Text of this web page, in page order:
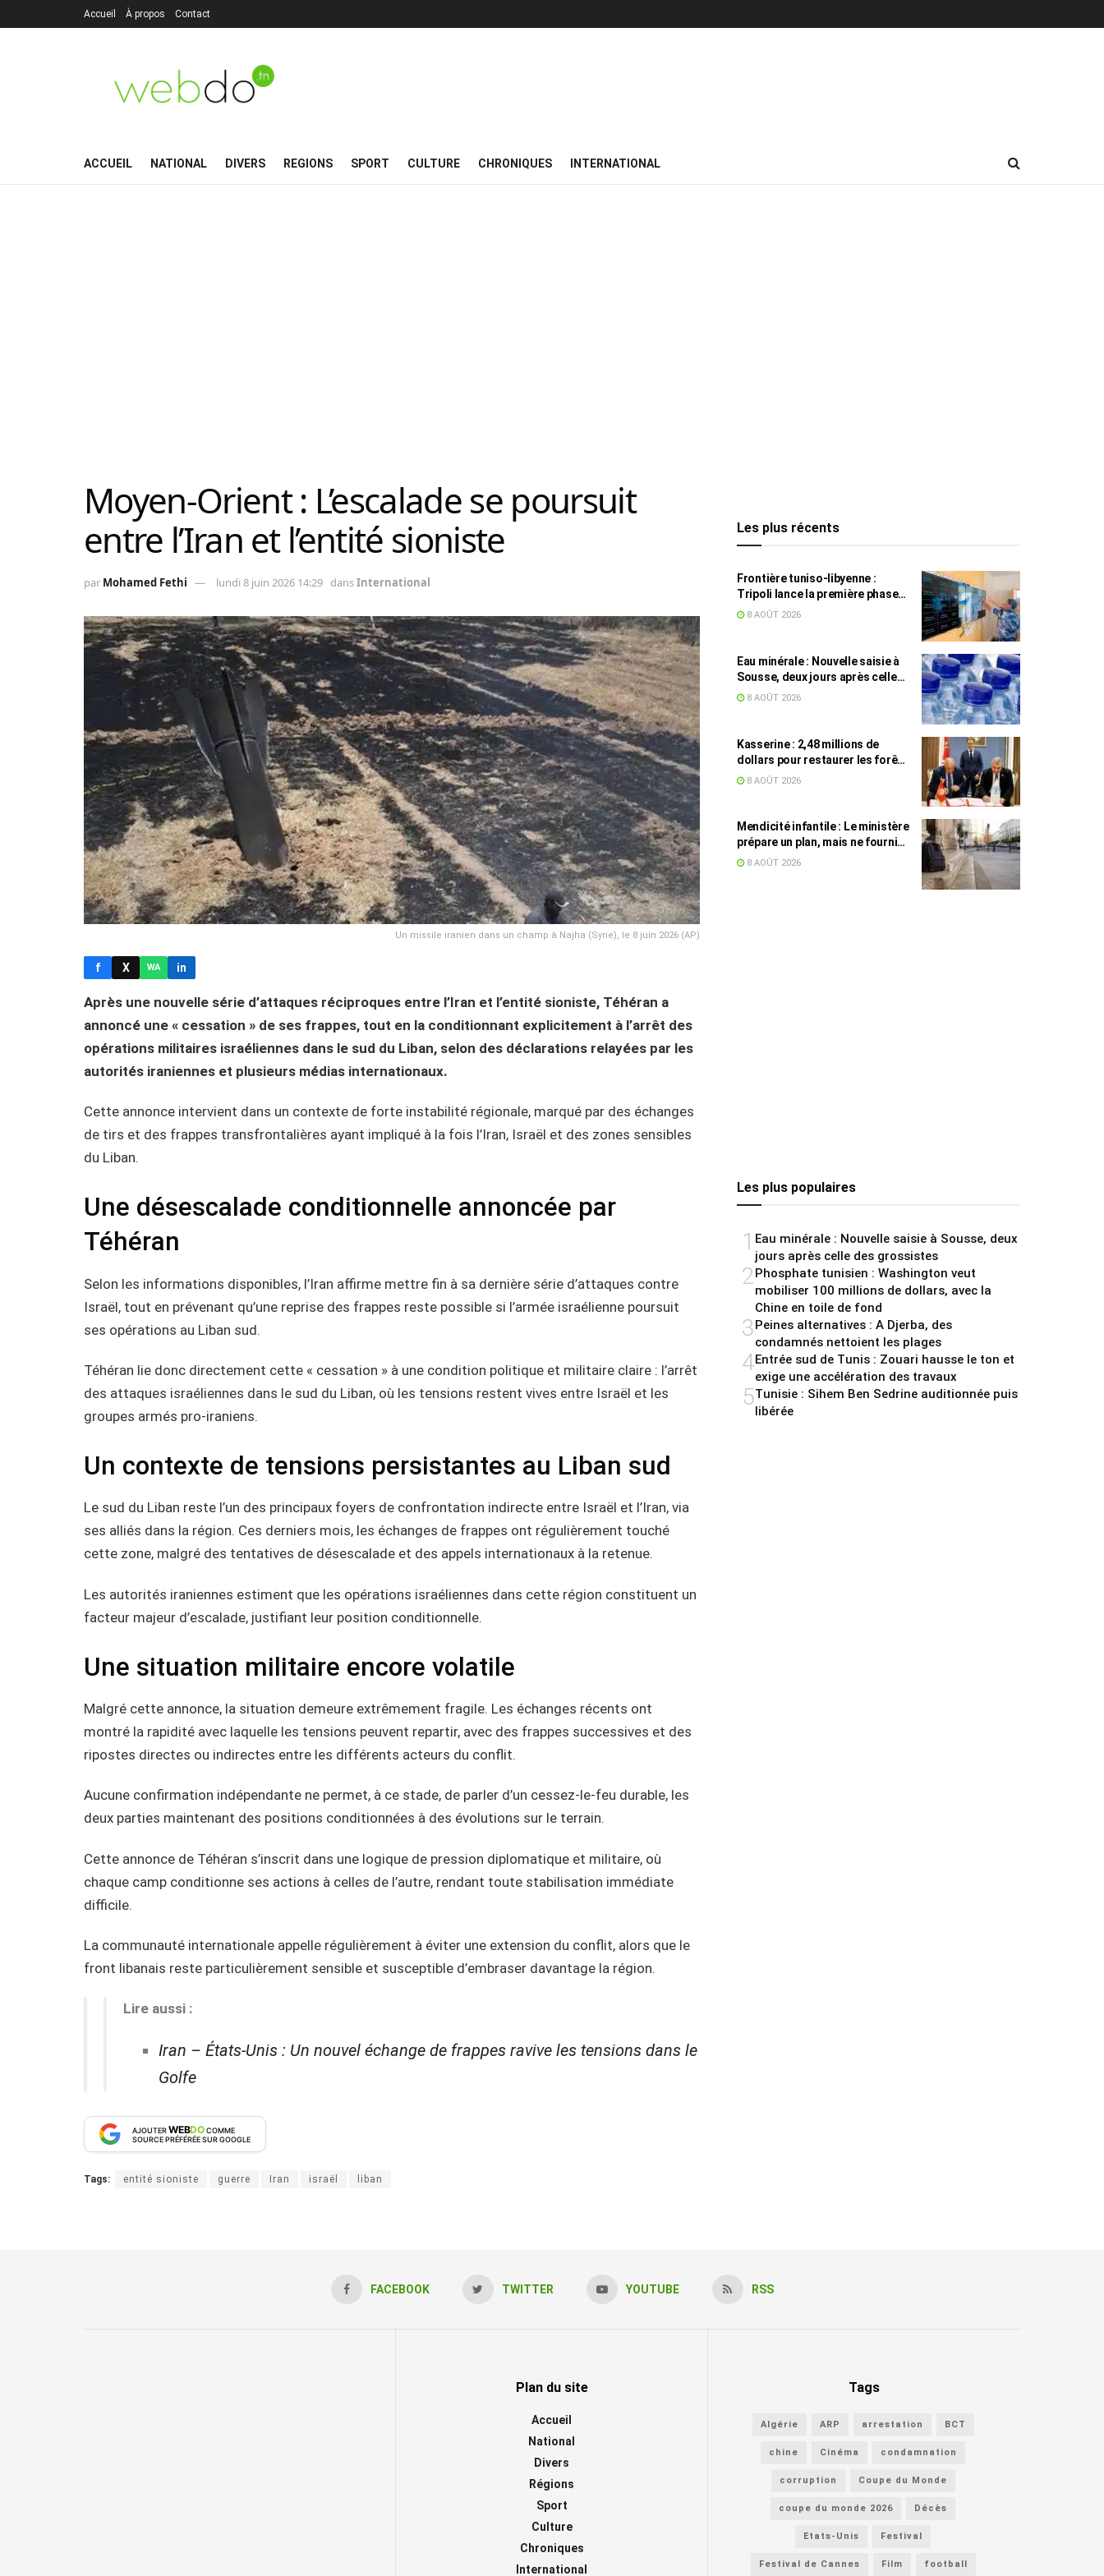
Accueil À propos Contact
ACCUEIL NATIONAL DIVERS REGIONS SPORT CULTURE CHRONIQUES INTERNATIONAL
Moyen-Orient : L’escalade se poursuit
entre l’Iran et l’entité sioniste
par Mohamed Fethi lundi 8 juin 2026 14:29 dansInternational
Un missile iranien dans un champ à Najha (Syrie), le 8 juin 2026 (AP)
f X WA in
Après une nouvelle série d’attaques réciproques entre l’Iran et l’entité sioniste, Téhéran a
annoncé une « cessation » de ses frappes, tout en la conditionnant explicitement à l’arrêt des
opérations militaires israéliennes dans le sud du Liban, selon des déclarations relayées par les
autorités iraniennes et plusieurs médias internationaux.
Cette annonce intervient dans un contexte de forte instabilité régionale, marqué par des échanges
de tirs et des frappes transfrontalières ayant impliqué à la fois l’Iran, Israël et des zones sensibles
du Liban.
Une désescalade conditionnelle annoncée par
Téhéran
Selon les informations disponibles, l’Iran affirme mettre fin à sa dernière série d’attaques contre
Israël, tout en prévenant qu’une reprise des frappes reste possible si l’armée israélienne poursuit
ses opérations au Liban sud.
Téhéran lie donc directement cette « cessation » à une condition politique et militaire claire : l’arrêt
des attaques israéliennes dans le sud du Liban, où les tensions restent vives entre Israël et les
groupes armés pro-iraniens.
Un contexte de tensions persistantes au Liban sud
Le sud du Liban reste l’un des principaux foyers de confrontation indirecte entre Israël et l’Iran, via
ses alliés dans la région. Ces derniers mois, les échanges de frappes ont régulièrement touché
cette zone, malgré des tentatives de désescalade et des appels internationaux à la retenue.
Les autorités iraniennes estiment que les opérations israéliennes dans cette région constituent un
facteur majeur d’escalade, justifiant leur position conditionnelle.
Une situation militaire encore volatile
Malgré cette annonce, la situation demeure extrêmement fragile. Les échanges récents ont
montré la rapidité avec laquelle les tensions peuvent repartir, avec des frappes successives et des
ripostes directes ou indirectes entre les différents acteurs du conflit.
Aucune confirmation indépendante ne permet, à ce stade, de parler d’un cessez-le-feu durable, les
deux parties maintenant des positions conditionnées à des évolutions sur le terrain.
Cette annonce de Téhéran s’inscrit dans une logique de pression diplomatique et militaire, où
chaque camp conditionne ses actions à celles de l’autre, rendant toute stabilisation immédiate
difficile.
La communauté internationale appelle régulièrement à éviter une extension du conflit, alors que le
front libanais reste particulièrement sensible et susceptible d’embraser davantage la région.
Lire aussi :
Iran – États-Unis : Un nouvel échange de frappes ravive les tensions dans le
Golfe
AJOUTERWEBDOCOMME
SOURCE PRÉFÉRÉE SUR GOOGLE
Tags: entité sioniste guerre Iran israël liban
Les plus récents
Frontière tuniso-libyenne :
Tripoli lance la première phase
d’un système de surveillance sur
8 AOÛT 2026
Eau minérale : Nouvelle saisie à
Sousse, deux jours après celle
des grossistes
8 AOÛT 2026
Kasserine : 2,48 millions de
dollars pour restaurer les forêts
de pin d’Alep
8 AOÛT 2026
Mendicité infantile : Le ministère
prépare un plan, mais ne fournit
toujours aucun chiffre
8 AOÛT 2026
Les plus populaires
1 Eau minérale : Nouvelle saisie à Sousse, deux
jours après celle des grossistes
2Phosphate tunisien : Washington veut
mobiliser 100 millions de dollars, avec la
Chine en toile de fond
3Peines alternatives : A Djerba, des
condamnés nettoient les plages
4Entrée sud de Tunis : Zouari hausse le ton et
exige une accélération des travaux
5Tunisie : Sihem Ben Sedrine auditionnée puis
libérée
FACEBOOK TWITTER YOUTUBE RSS
Plan du site
Accueil
National
Divers
Régions
Sport
Culture
Chroniques
International
Tags
Algérie ARP arrestation BCT
chine Cinéma condamnation
corruption Coupe du Monde
coupe du monde 2026 Décès
Etats-Unis Festival
Festival de Cannes Film football